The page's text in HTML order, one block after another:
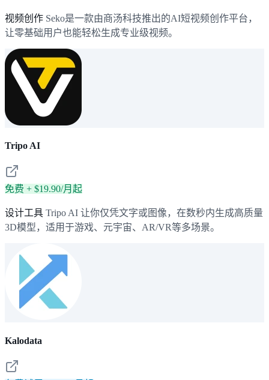
视频创作 Seko是一款由商汤科技推出的AI短视频创作平台，
让零基础用户也能轻松生成专业级视频。
Tripo AI
免费 + $19.90/月起
设计工具 Tripo AI 让你仅凭文字或图像，在数秒内生成高质量
3D模型，适用于游戏、元宇宙、AR/VR等多场景。
Kalodata